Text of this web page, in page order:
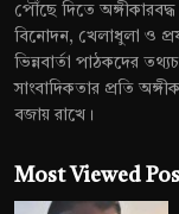
পৌঁছে দিতে
বিনোদন, খেলাধুলা ও
ভিন্নবার্তা পাঠকদের
সাংবাদিকতার প্রতি
বজায় রাখে।
Most Viewed